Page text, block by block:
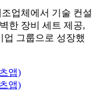
업체에서 기술 컨설
한 장비 세트 제공,
업 그룹으로 성장했
앱)
앱)